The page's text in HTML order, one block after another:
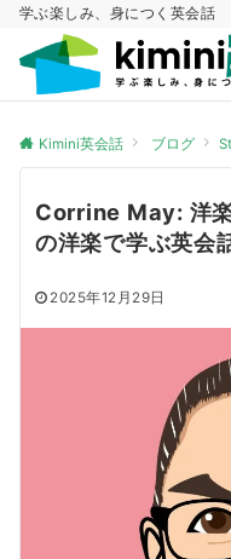
学ぶ楽しみ、身につく英会話
Kimini英会話 ブログ
Corrine May: 洋
の洋楽で学ぶ英会
2025年12月29日